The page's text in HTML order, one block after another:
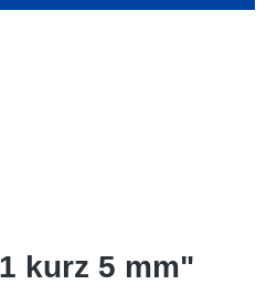
kurz 5 mm"